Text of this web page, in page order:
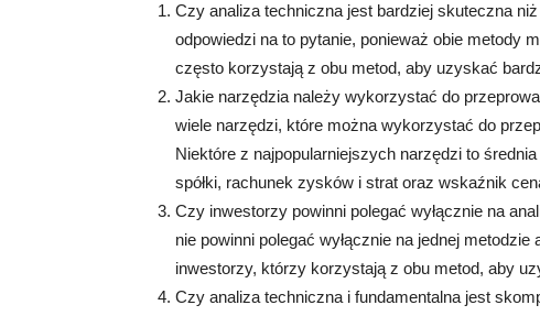
Czy analiza techniczna jest bardziej skuteczna
odpowiedzi na to pytanie, ponieważ obie metody
często korzystają z obu metod, aby uzyskać
Jakie narzędzia należy wykorzystać do
wiele narzędzi, które można wykorzystać do
Niektóre z najpopularniejszych narzędzi to
spółki, rachunek zysków i strat oraz wskaźnik
Czy inwestorzy powinni polegać wyłącznie na
nie powinni polegać wyłącznie na jednej
inwestorzy, którzy korzystają z obu metod, aby
Czy analiza techniczna i fundamentalna jest